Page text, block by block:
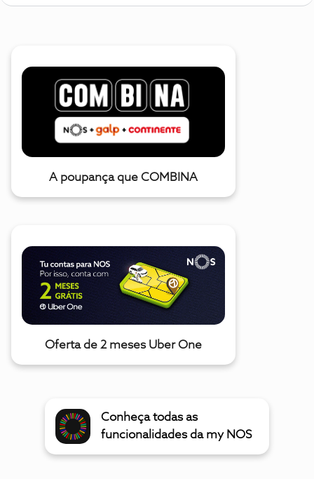
A poupança que COMBINA
Oferta de 2 meses Uber One
Conheça todas as
funcionalidades da my NOS